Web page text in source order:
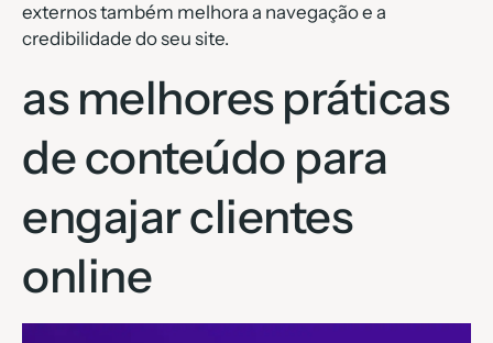
externos também melhora a navegação e a
credibilidade do seu site.
as melhores práticas
de conteúdo para
engajar clientes
online